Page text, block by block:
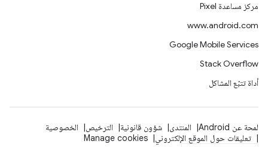
مركز مساعدة Pixel
www.android.com
Google Mobile Services
Stack Overflow
أداة تتبّع المشاكل
لمحة عن Android المنتدى شؤون قانونية الترخيص
الخصوصية
تعليقات حول الموقع الإلكتروني
Manage cookies